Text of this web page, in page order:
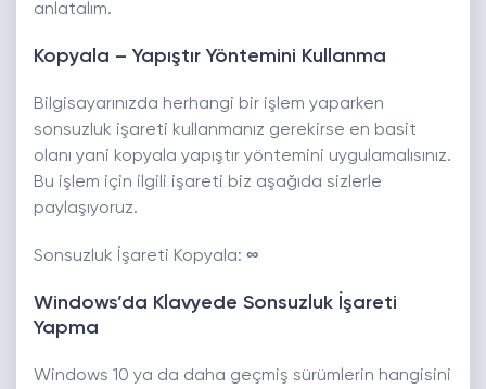
anlatalım.
Kopyala – Yapıştır Yöntemini Kullanma
Bilgisayarınızda herhangi bir işlem yaparken
sonsuzluk işareti kullanmanız gerekirse en basit
olanı yani kopyala yapıştır yöntemini uygulamalısınız.
Bu işlem için ilgili işareti biz aşağıda sizlerle
paylaşıyoruz.
Sonsuzluk İşareti Kopyala: ∞
Windows’da Klavyede Sonsuzluk İşareti
Yapma
Windows 10 ya da daha geçmiş sürümlerin hangisini